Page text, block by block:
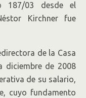
187/03 desde el
Kirchner fue
de la Casa
diciembre de 2008
de su salario,
cuyo fundamento